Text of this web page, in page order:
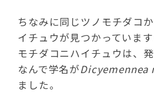
ちなみに同じツノモチダコ
イチュウが見つかっていま
モチダコニハイチュウは、
なんで学名が
ました。